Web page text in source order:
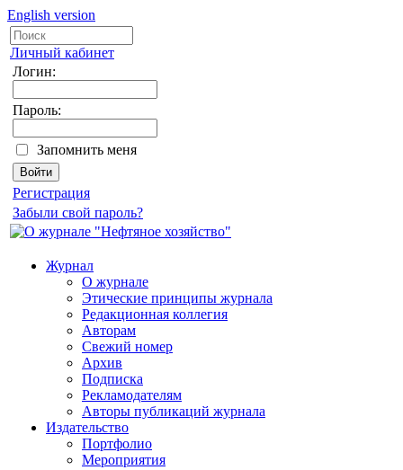
English version
Личный кабинет
Логин:
Пароль:
Запомнить меня
Регистрация
Забыли свой пароль?
Журнал
О журнале
Этические принципы журнала
Редакционная коллегия
Авторам
Свежий номер
Архив
Подписка
Рекламодателям
Авторы публикаций журнала
Издательство
Портфолио
Мероприятия